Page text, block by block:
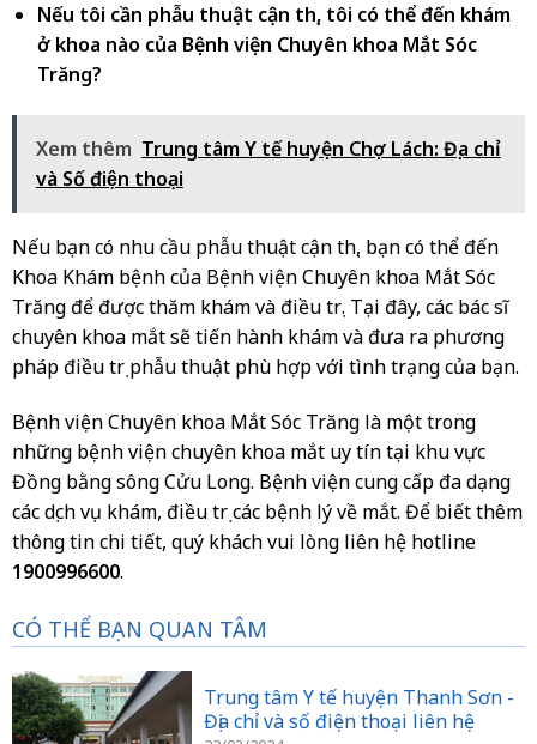
Nếu tôi cần phẫu thuật cận thị, tôi có thể đến khám
ở khoa nào của Bệnh viện Chuyên khoa Mắt Sóc
Trăng?
Xem thêm Trung tâm Y tế huyện Chợ Lách: Địa chỉ
và Số điện thoại
Nếu bạn có nhu cầu phẫu thuật cận thị, bạn có thể đến
Khoa Khám bệnh của Bệnh viện Chuyên khoa Mắt Sóc
Trăng để được thăm khám và điều trị. Tại đây, các bác sĩ
chuyên khoa mắt sẽ tiến hành khám và đưa ra phương
pháp điều trị phẫu thuật phù hợp với tình trạng của bạn.
Bệnh viện Chuyên khoa Mắt Sóc Trăng là một trong
những bệnh viện chuyên khoa mắt uy tín tại khu vực
Đồng bằng sông Cửu Long. Bệnh viện cung cấp đa dạng
các dịch vụ khám, điều trị các bệnh lý về mắt. Để biết thêm
thông tin chi tiết, quý khách vui lòng liên hệ hotline
1900996600.
CÓ THỂ BẠN QUAN TÂM
Trung tâm Y tế huyện Thanh Sơn -
Địa chỉ và số điện thoại liên hệ